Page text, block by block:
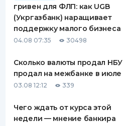
ПУТЕВОДИТЕЛИ ПО
СТРАХОВЫЕ КОМПАНИИ
ОТЗЫВЫ О СТРАХОВЫХ
гривен для ФЛП: как UGB
(Укргазбанк) наращивает
поддержку малого бизнеса
04.08 07:35 30498
Сколько валюты продал НБУ
продал на межбанке в июле
03.08 12:12 339
Чего ждать от курса этой
недели — мнение банкира